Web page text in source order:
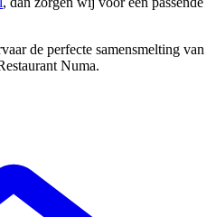
de perfecte samensmelting van
Numa.